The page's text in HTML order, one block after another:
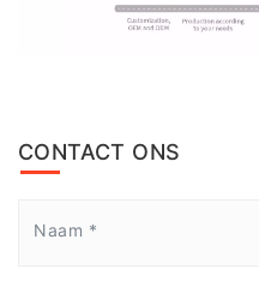
CONTACT ONS